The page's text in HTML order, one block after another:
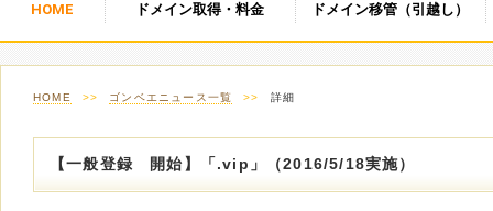
HOME ドメイン取得・料金 ドメイン移管（引越し）
HOME >> ゴンベエニュース一覧 >> 詳細
【一般登録 開始】「.vip」（2016/5/18実施）